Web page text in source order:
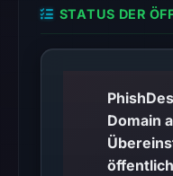
STATUS DER
Domain